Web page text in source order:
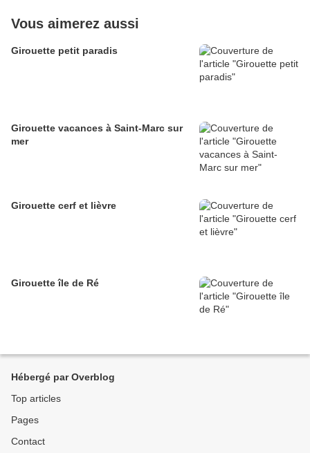
Vous aimerez aussi
Girouette petit paradis
Girouette vacances à Saint-Marc sur
mer
Girouette cerf et lièvre
Girouette île de Ré
Hébergé par Overblog
Top articles
Pages
Contact